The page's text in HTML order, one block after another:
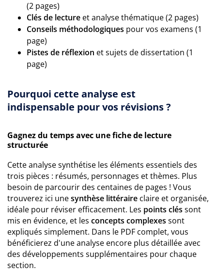
(2 pages)
Clés de lecture et analyse thématique (2 pages)
Conseils méthodologiques pour vos examens (1
page)
Pistes de réflexion et sujets de dissertation (1
page)
Pourquoi cette analyse est
indispensable pour vos révisions ?
Gagnez du temps avec une fiche de lecture
structurée
Cette analyse synthétise les éléments essentiels des
trois pièces : résumés, personnages et thèmes. Plus
besoin de parcourir des centaines de pages ! Vous
trouverez ici unesynthèse littéraire claire et organisée,
idéale pour réviser efficacement. Les points clés sont
mis en évidence, et les concepts complexes sont
expliqués simplement. Dans le PDF complet, vous
bénéficierez d'une analyse encore plus détaillée avec
des développements supplémentaires pour chaque
section.